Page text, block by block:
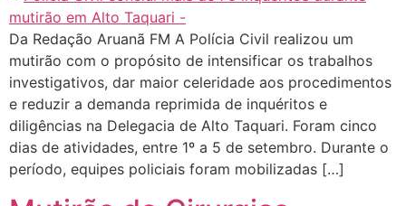
Da Redação Aruanã FM A Polícia Civil realizou um
mutirão com o propósito de intensificar os trabalhos
investigativos, dar maior celeridade aos procedimentos
e reduzir a demanda reprimida de inquéritos e
diligências na Delegacia de Alto Taquari. Foram cinco
dias de atividades, entre 1º a 5 de setembro. Durante o
período, equipes policiais foram mobilizadas […]